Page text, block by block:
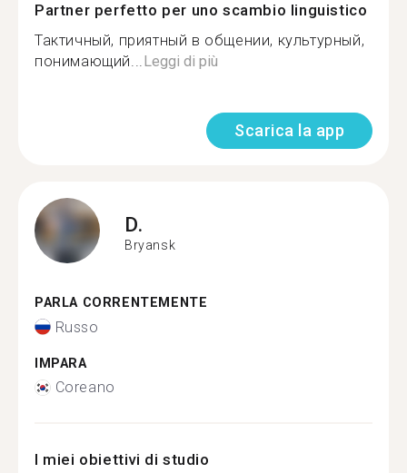
Partner perfetto per uno scambio linguistico
Тактичный, приятный в общении, культурный,
понимающий...Leggi di più
Scarica la app
D.
Bryansk
PARLA CORRENTEMENTE
Russo
IMPARA
Coreano
I miei obiettivi di studio